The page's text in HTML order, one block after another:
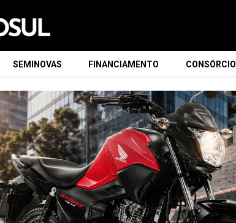
SEMINOVAS FINANCIAMENTO CONSÓRCIO
01.components.carousel.texts.control_prev